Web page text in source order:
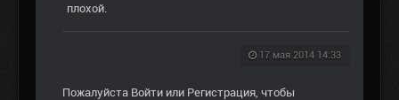
плохой.
17 мая 2014 14:33
Пожалуйста Войти или Регистрация , чтобы